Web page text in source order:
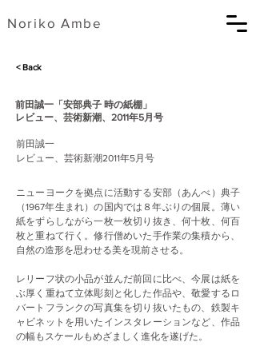
​Noriko Ambe
< Back
前田誠一「安部典子 時の紙棚」
レビュー、芸術新潮、2011年5月号
前田誠一
レビュー、芸術新潮2011年5月号
ニューヨークを拠点に活動する安部（あんべ）典子
（1967年生まれ）の国内では８年ぶりの個展。薄い
紙をずらしながら一枚一枚切り抜き、何十枚、何百
枚と重ねて行く。修行僧めいた手作業の集積から、
自然の造形を思わせる美を現前させる。
レリーフ状の小品が並んだ前回に比べ、今展は紙を
ぶ厚く重ねて立体彫刻と化した作品や、敬愛するロ
バートフランクの写真集を切り抜いたもの、鉄製キ
ャビネットを用いたインスタレーションなど、作品
の幅もスケールもめざましく進化を遂げた。